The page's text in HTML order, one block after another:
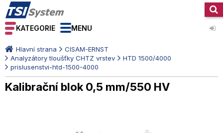
KATEGORIE MENU
Hlavní strana
CISAM-ERNST
Analyzátory tloušťky CHTZ vrstev
HTD 1500/4000
prislusenstvi-htd-1500-4000
Kalibrační blok 0,5 mm/550 HV